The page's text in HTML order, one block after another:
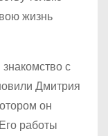
жизнь
с
Дмитрия
он
работы